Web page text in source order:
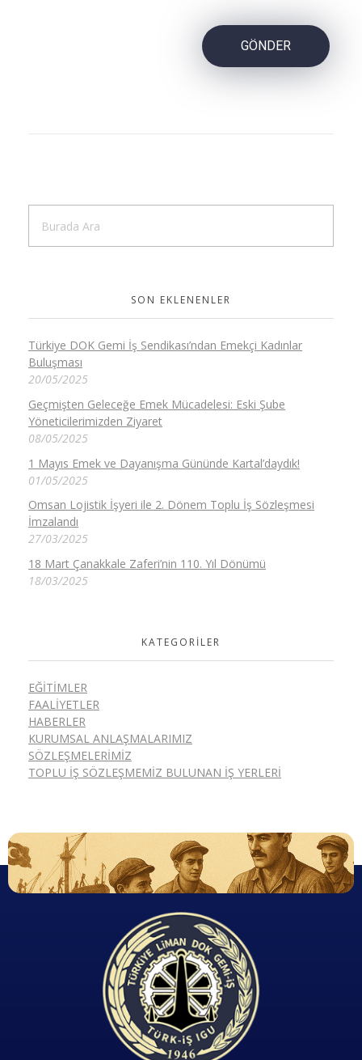
SON EKLENENLER
Türkiye DOK Gemi İş Sendikası’ndan Emekçi Kadınlar
Buluşması
20/05/2025
Geçmişten Geleceğe Emek Mücadelesi: Eski Şube
Yöneticilerimizden Ziyaret
08/05/2025
1 Mayıs Emek ve Dayanışma Gününde Kartal’daydık!
01/05/2025
Omsan Lojistik İşyeri ile 2. Dönem Toplu İş Sözleşmesi
İmzalandı
27/03/2025
18 Mart Çanakkale Zaferi’nin 110. Yıl Dönümü
18/03/2025
KATEGORILER
EĞITIMLER
FAALIYETLER
HABERLER
KURUMSAL ANLAŞMALARIMIZ
SÖZLEŞMELERIMIZ
TOPLU İŞ SÖZLEŞMEMIZ BULUNAN İŞ YERLERI